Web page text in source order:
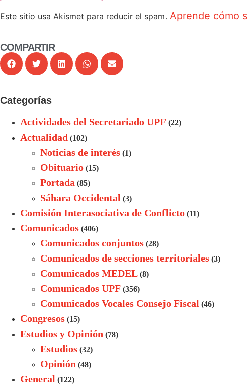
Este sitio usa Akismet para reducir el spam. Aprende cómo
COMPARTIR
Categorías
Actividades del Secretariado UPF (22)
Actualidad (102)
Noticias de interés (1)
Obituario (15)
Portada (85)
Sáhara Occidental (3)
Comisión Interasociativa de Conflicto (11)
Comunicados (406)
Comunicados conjuntos (28)
Comunicados de secciones territoriales (3)
Comunicados MEDEL (8)
Comunicados UPF (356)
Comunicados Vocales Consejo Fiscal (46)
Congresos (15)
Estudios y Opinión (78)
Estudios (32)
Opinión (48)
General (122)